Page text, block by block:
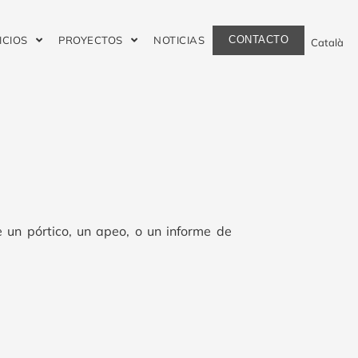
PROYECTOS NOTICIAS CONTACTO Català
un pórtico, un apeo, o un informe de